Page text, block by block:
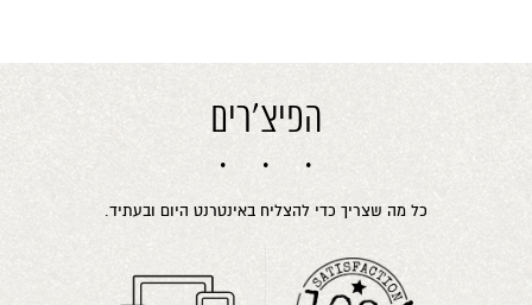
הפיצ'רים
כל מה שצריך כדי להצליח באינטרנט היום ובעתיד.